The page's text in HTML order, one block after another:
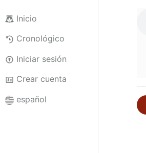
Inicio
Cronológico
Iniciar sesión
Crear cuenta
español